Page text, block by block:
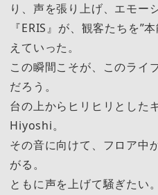
り、声を張り上げ、エモー
『ERIS』が、観客たちを”
えていった。
この瞬間こそが、このライ
だろう。
台の上からヒリヒリとした
Hiyoshi。
その音に向けて、フロア中
がる。
ともに声を上げて騒ぎたい